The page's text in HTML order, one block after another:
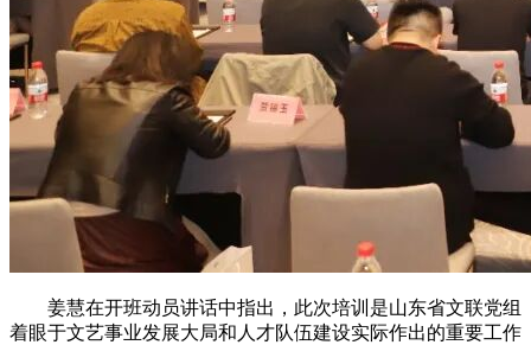
姜慧在开班动员讲话中指出，此次培训是山东省文联党组
着眼于文艺事业发展大局和人才队伍建设实际作出的重要工作